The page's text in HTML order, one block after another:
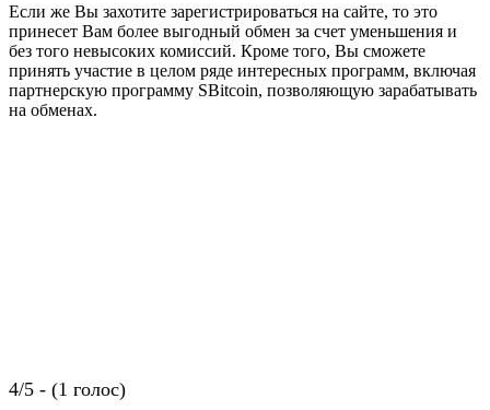
Если же Вы захотите зарегистрироваться на сайте, то это
принесет Вам более выгодный обмен за счет уменьшения и
без того невысоких комиссий. Кроме того, Вы сможете
принять участие в целом ряде интересных программ, включая
партнерскую программу SBitcoin, позволяющую зарабатывать
на обменах.
4/5 - (1 голос)